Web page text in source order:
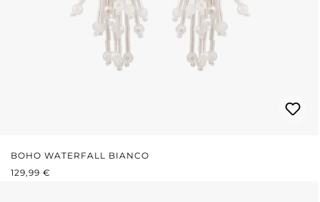
BOHO WATERFALL BIANCO
PREZZO NORMALE:
129,99 €